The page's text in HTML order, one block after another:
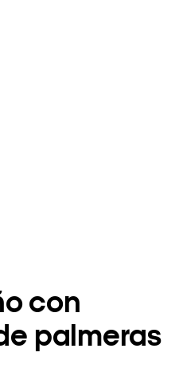
con
palmeras